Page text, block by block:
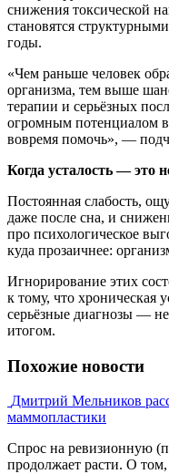
снижения токсической
становятся
годы.
«Чем раньше человек
организма, тем выше
терапии и серьёзных
огромным потенциалом
вовремя помочь», —
Когда усталость — это
Постоянная слабость,
даже после сна, и
про психологическое
куда прозаичнее:
Игнорирование этих
к тому, что хроническая
серьёзные диагнозы —
итогом.
Похожие новости
Дмитрий Мельников
маммопластики
Спрос на ревизионную
продолжает расти. О